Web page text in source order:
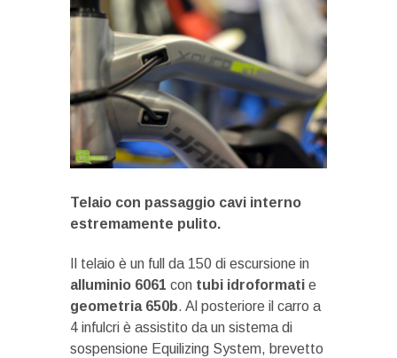
Telaio con passaggio cavi interno
estremamente pulito.
Il telaio è un full da 150 di escursione in
alluminio 6061 con tubi idroformati e
geometria 650b. Al posteriore il carro a
4 infulcri è assistito da un sistema di
sospensione Equilizing System, brevetto